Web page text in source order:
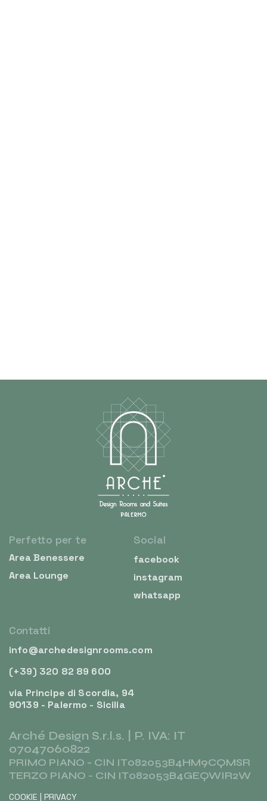
Perfetto per te
Area Benessere
Area Lounge
Social
facebook
instagram
whatsapp
Contatti
info@archedesignrooms.com
(+39) 320 82 89 600
via Principe di Scordia, 94
90139 - Palermo - Sicilia
Arché Design S.r.l.s. | P. IVA: IT
07047060822
PRIMO PIANO - CIN IT082053B4HM9CQMSR
TERZO PIANO - CIN IT082053B4GEQWIR2W
COOKIE | PRIVACY